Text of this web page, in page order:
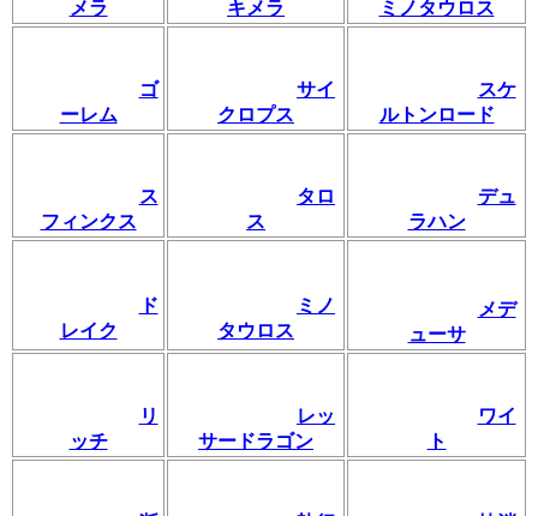
メラ キメラ ミノタウロス
ゴ
ーレム
サイ
クロプス
スケ
ルトンロード
ス
フィンクス
タロ
ス
デュ
ラハン
ド
レイク
ミノ
タウロス
メデ
ューサ
リ
ッチ
レッ
サードラゴン
ワイ
ト